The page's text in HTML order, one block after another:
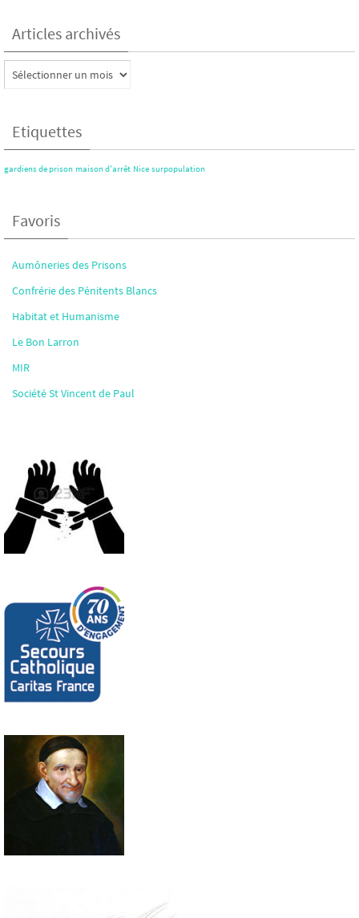
Articles archivés
Articles
archivés
Etiquettes
gardiens de prison maison d'arrêt Nice surpopulation
Favoris
Aumôneries des Prisons
Confrérie des Pénitents Blancs
Habitat et Humanisme
Le Bon Larron
MIR
Société St Vincent de Paul